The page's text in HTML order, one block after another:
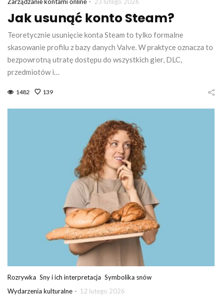
Jak usunąć konto Steam?
Teoretycznie usunięcie konta Steam to tylko formalne
skasowanie profilu z bazy danych Valve. W praktyce oznacza to
bezpowrotną utratę dostępu do wszystkich gier, DLC,
przedmiotów i…
1482 139
Rozrywka Sny i ich interpretacja Symbolika snów
Wydarzenia kulturalne - 12 lutego 2026